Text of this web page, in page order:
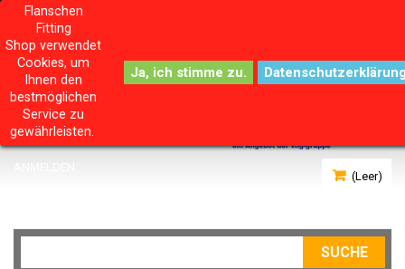
(Leer)
SUCHE
Flanschen
Fitting
Shop verwendet
Cookies, um
Ihnen den
bestmöglichen
Service zu
gewährleisten.